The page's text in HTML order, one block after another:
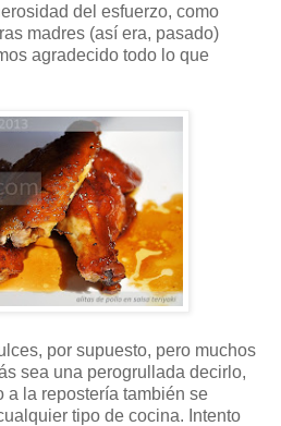
del esfuerzo, como
madres (así era, pasado)
agradecido todo lo que
por supuesto, pero muchos
sea una perogrullada decirlo,
a la repostería también se
tipo de cocina. Intento